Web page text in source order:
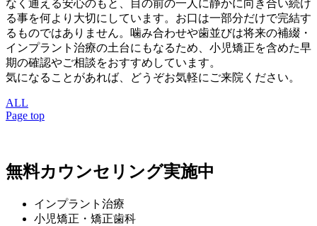
なく通える安心のもと、目の前の一人に静かに向き合い続け
る事を何より大切にしています。お口は一部分だけで完結す
るものではありません。噛み合わせや歯並びは将来の補綴・
インプラント治療の土台にもなるため、小児矯正を含めた早
期の確認やご相談をおすすめしています。
気になることがあれば、どうぞお気軽にご来院ください。
ALL
Page top
無料カウンセリング実施中
インプラント治療
小児矯正・矯正歯科